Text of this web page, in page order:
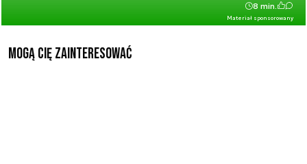
Materiał sponsorowany
8 min.
Mogą Cię zainteresować